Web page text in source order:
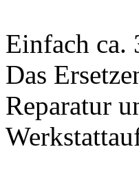
Einfach ca.
Das
Reparatur